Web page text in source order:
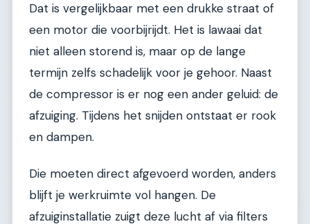
Dat is vergelijkbaar met een drukke straat of
een motor die voorbijrijdt. Het is lawaai dat
niet alleen storend is, maar op de lange
termijn zelfs schadelijk voor je gehoor. Naast
de compressor is er nog een ander geluid: de
afzuiging. Tijdens het snijden ontstaat er rook
en dampen.
Die moeten direct afgevoerd worden, anders
blijft je werkruimte vol hangen. De
afzuiginstallatie zuigt deze lucht af via filters